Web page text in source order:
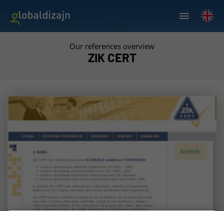
Our references overview
ZIK CERT